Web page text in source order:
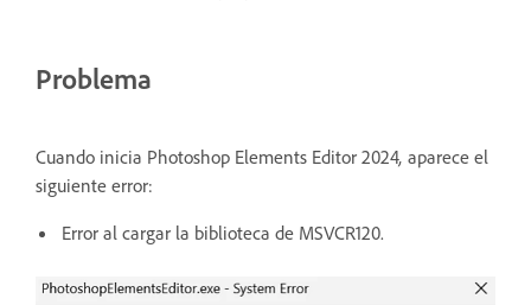
Problema
Cuando inicia Photoshop Elements Editor 2024, aparece el
siguiente error:
Error al cargar la biblioteca de MSVCR120.